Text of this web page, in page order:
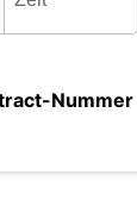
Nummer